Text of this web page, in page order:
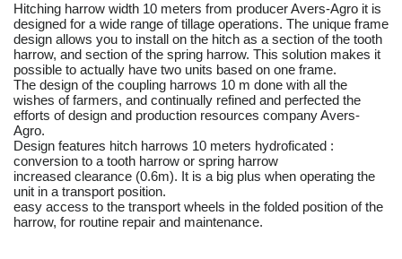
Hitching harrow width 10 meters from producer Avers-Agro it is
designed for a wide range of tillage operations. The unique frame
design allows you to install on the hitch as a section of the tooth
harrow, and section of the spring harrow. This solution makes it
possible to actually have two units based on one frame.
The design of the coupling harrows 10 m done with all the
wishes of farmers, and continually refined and perfected the
efforts of design and production resources company Avers-
Agro.
Design features hitch harrows 10 meters hydroficated :
conversion to a tooth harrow or spring harrow
increased clearance (0.6m). It is a big plus when operating the
unit in a transport position.
easy access to the transport wheels in the folded position of the
harrow, for routine repair and maintenance.